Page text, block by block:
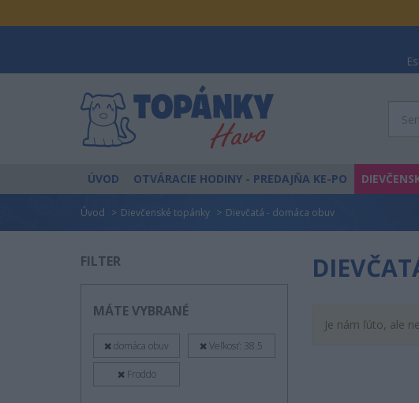
ÚVOD OTVÁRACIE HODINY - PREDAJŇA KE-PO
Úvod Dievčenské topánky Dievčatá - domáca obuv
FILTER
MÁTE VYBRANÉ
domáca obuv Veľkosť: 38.5
Froddo
Je nám ľúto, ale